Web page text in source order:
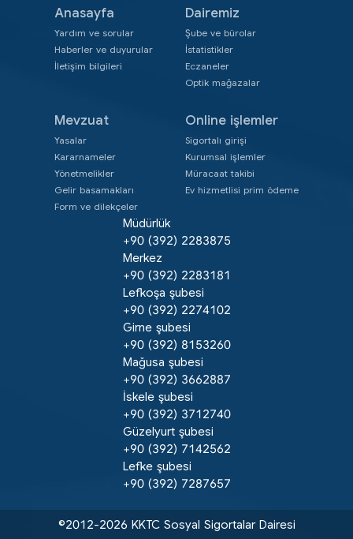
Anasayfa
Yardım ve sorular
Haberler ve duyurular
İletişim bilgileri
Dairemiz
Şube ve bürolar
İstatistikler
Eczaneler
Optik mağazalar
Mevzuat
Yasalar
Kararnameler
Yönetmelikler
Gelir basamakları
Form ve dilekçeler
Online işlemler
Sigortalı girişi
Kurumsal işlemler
Müracaat takibi
Ev hizmetlisi prim ödeme
Müdürlük
+90 (392) 2283875
Merkez
+90 (392) 2283181
Lefkoşa şubesi
+90 (392) 2274102
Girne şubesi
+90 (392) 8153260
Mağusa şubesi
+90 (392) 3662887
İskele şubesi
+90 (392) 3712740
Güzelyurt şubesi
+90 (392) 7142562
Lefke şubesi
+90 (392) 7287657
©2012-2026 KKTC Sosyal Sigortalar Dairesi